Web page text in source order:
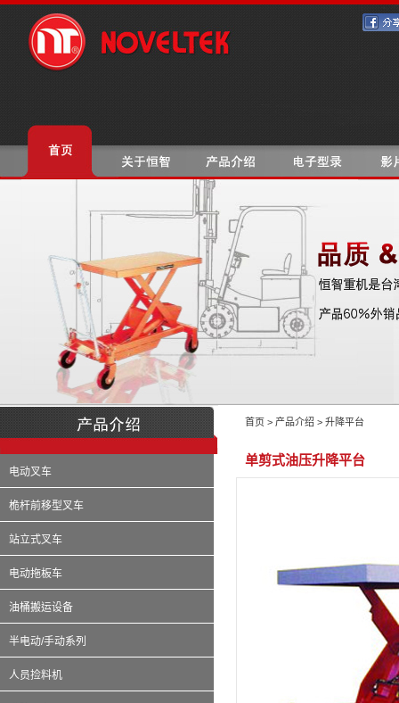
电动叉车
桅杆前移型叉车
站立式叉车
电动拖板车
油桶搬运设备
半电动/手动系列
人员捡料机
首页 > 产品介绍 > 升降平台
单剪式油压升降平台